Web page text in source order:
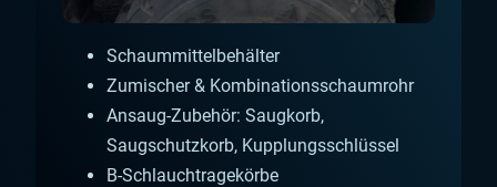
Schaummittelbehälter
Zumischer & Kombinationsschaumrohr
Ansaug-Zubehör: Saugkorb,
Saugschutzkorb, Kupplungsschlüssel
B-Schlauchtragekörbe